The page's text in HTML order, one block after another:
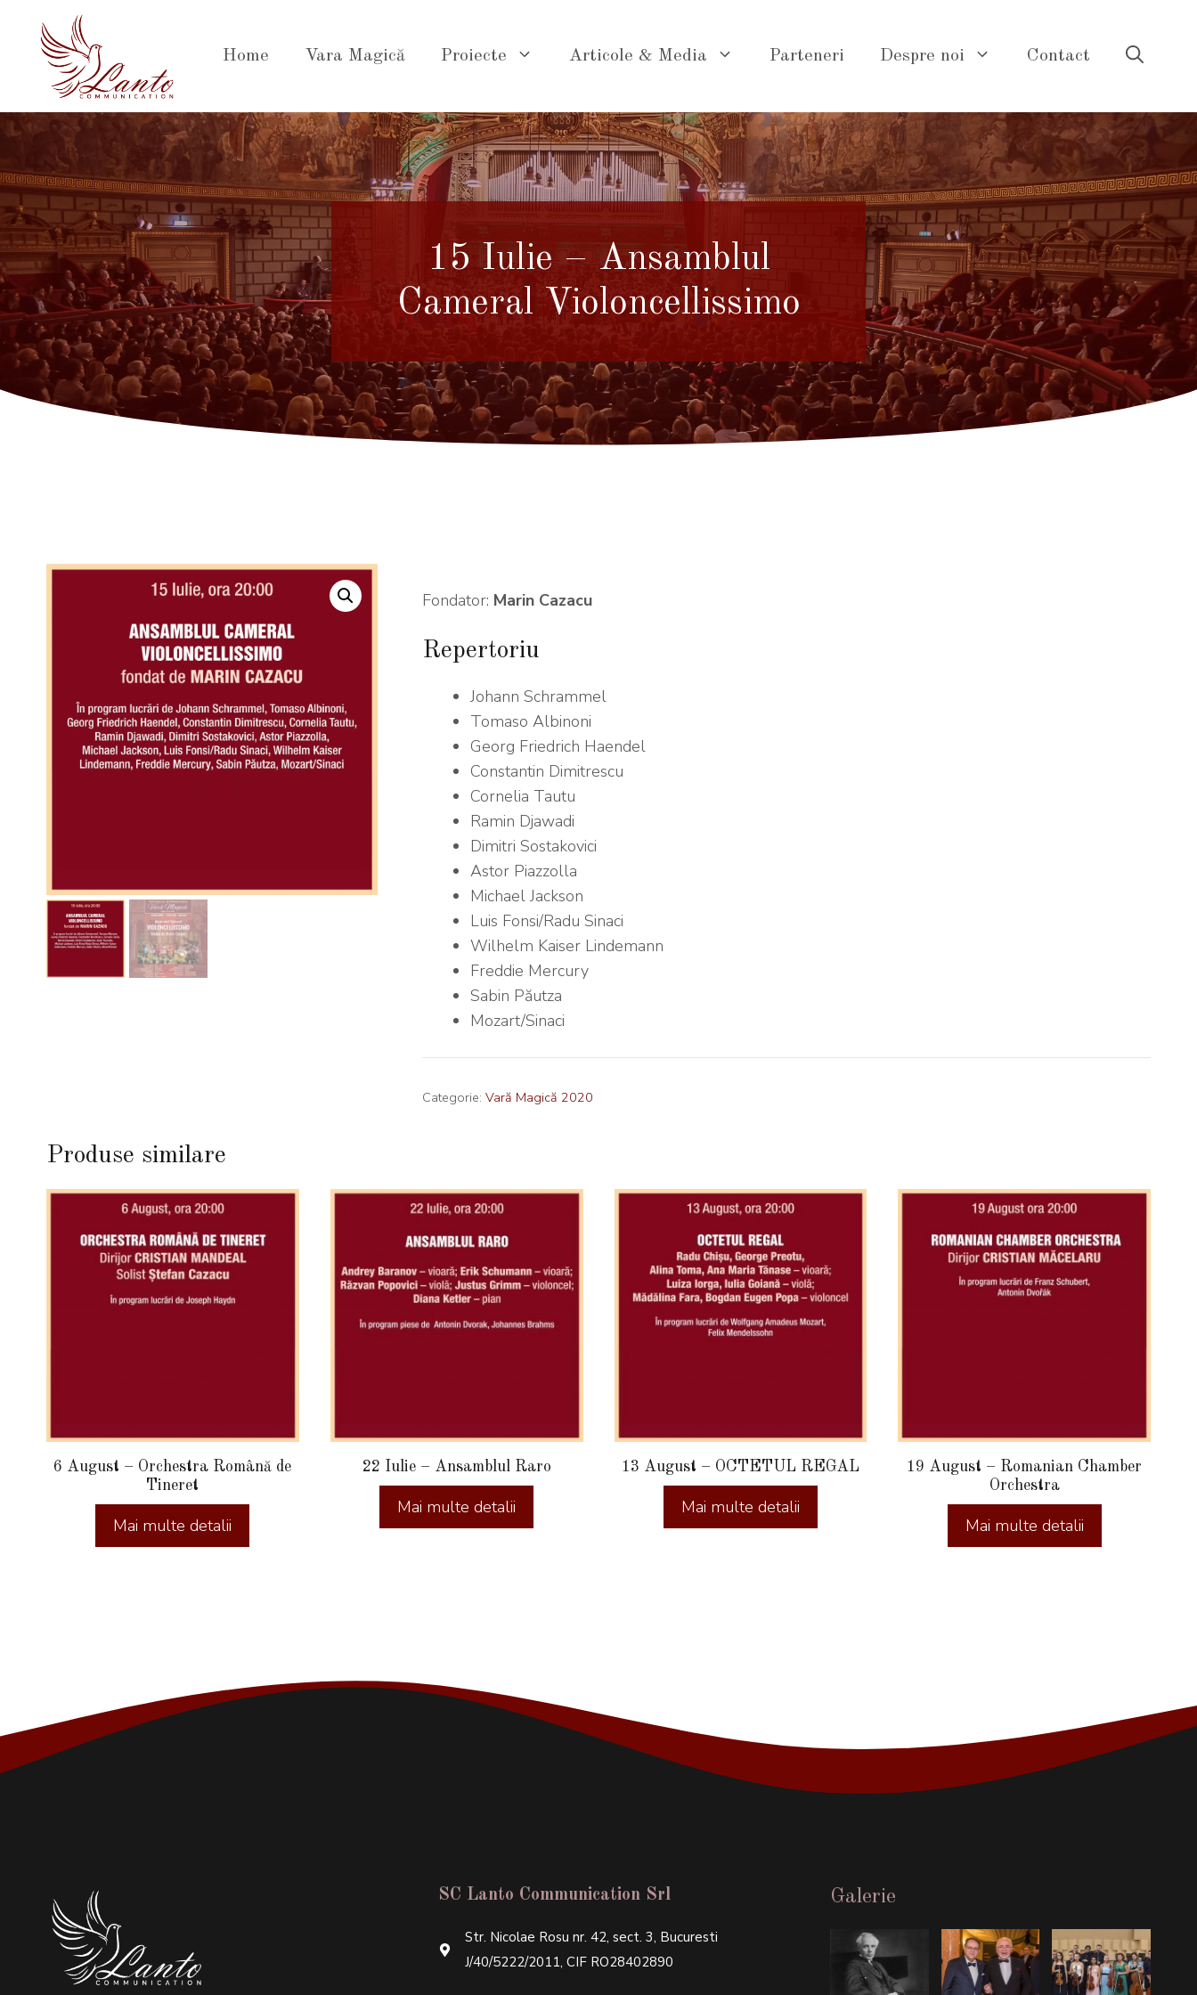
conținut
Home Vara Magică Proiecte Articole & Media Parteneri Despre noi Contact
15 Iulie – Ansamblul
Cameral Violoncellissimo
Fondator: Marin Cazacu
Repertoriu
Johann Schrammel
Tomaso Albinoni
Georg Friedrich Haendel
Constantin Dimitrescu
Cornelia Tautu
Ramin Djawadi
Dimitri Sostakovici
Astor Piazzolla
Michael Jackson
Luis Fonsi/Radu Sinaci
Wilhelm Kaiser Lindemann
Freddie Mercury
Sabin Păutza
Mozart/Sinaci
Categorie: Vară Magică 2020
Produse similare
6 August – Orchestra Română de
Tineret
22 Iulie – Ansamblul Raro 13 August – OCTETUL REGAL
19 August – Romanian Chamber
Orchestra
SC Lanto Communication Srl
Str. Nicolae Rosu nr. 42, sect. 3, Bucuresti
J/40/5222/2011, CIF RO28402890
Galerie